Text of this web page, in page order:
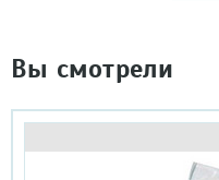
Вы смотрели